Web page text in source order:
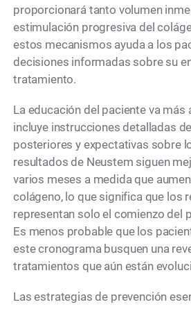
proporcionará tanto volumen
estimulación progresiva del
estos mecanismos ayuda a los
decisiones informadas sobre su
tratamiento.
La educación del paciente va más
incluye instrucciones detalladas
posteriores y expectativas sobre
resultados de Neustem siguen
varios meses a medida que
colágeno, lo que significa que los
representan solo el comienzo del
Es menos probable que los
este cronograma busquen una
tratamientos que aún están
Las estrategias de prevención